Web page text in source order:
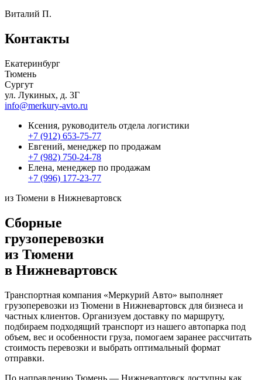
Виталий П.
Контакты
Екатеринбург
Тюмень
Сургут
ул. Лукиных, д. 3Г
info@merkury-avto.ru
Ксения, руководитель отдела логистики
+7 (912) 653-75-77
Евгений, менеджер по продажам
+7 (982) 750-24-78
Елена, менеджер по продажам
+7 (996) 177-23-77
из Тюмени в Нижневартовск
Сборные
грузоперевозки
из Тюмени
в Нижневартовск
Транспортная компания «Меркурий Авто» выполняет
грузоперевозки из Тюмени в Нижневартовск для бизнеса и
частных клиентов. Организуем доставку по маршруту,
подбираем подходящий транспорт из нашего автопарка под
объем, вес и особенности груза, помогаем заранее рассчитать
стоимость перевозки и выбрать оптимальный формат
отправки.
По направлению Тюмень — Нижневартовск доступны как